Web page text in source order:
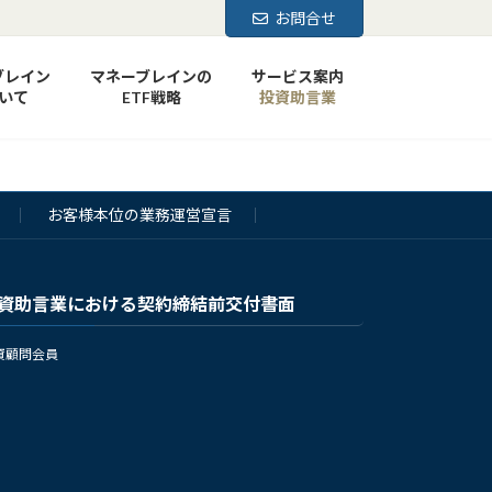
お問合せ
レイン
て
マネーブレインの
ETF戦略
サービス案内
投資助言業
お客様本位の業務運営宣言
助言業における契約締結前交付書面
顧問会員